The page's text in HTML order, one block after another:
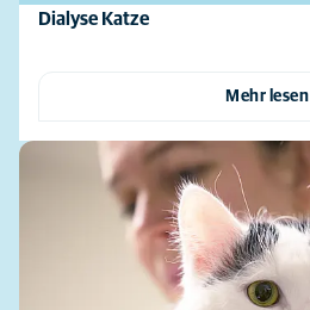
Dialyse Katze
Mehr lesen